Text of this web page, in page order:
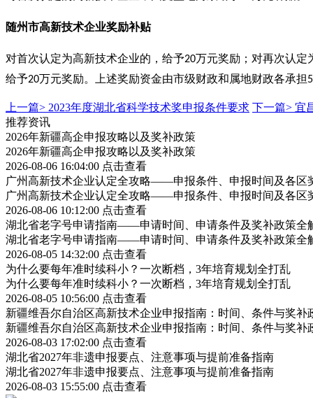
随州市高新技术企业奖励补贴
对首次认定为高新技术企业的，给予20万元奖励；对再次认定
给予20万元奖励。上述奖励资金由市级财政和属地财政各承担
上一篇> 2023年度湖北省科学技术奖申报条件要求 下一篇> 宜
推荐资讯
2026年新疆高企申报攻略以及奖补政策
2026年新疆高企申报攻略以及奖补政策
2026-08-06 16:04:00 点击查看
广州高新技术企业认定全攻略——申报条件、申报时间及各区
广州高新技术企业认定全攻略——申报条件、申报时间及各区
2026-08-06 10:12:00 点击查看
湖北省老字号申请指南——申请时间、申请条件及奖补政策全
湖北省老字号申请指南——申请时间、申请条件及奖补政策全
2026-08-05 14:32:00 点击查看
为什么要每年准时续科小？一次断档，3年培育规划全打乱
为什么要每年准时续科小？一次断档，3年培育规划全打乱
2026-08-05 10:56:00 点击查看
新疆维吾尔自治区高新技术企业申报指南：时间、条件与奖补
新疆维吾尔自治区高新技术企业申报指南：时间、条件与奖补
2026-08-03 17:02:00 点击查看
湖北省2027年非遗申报要点、注意事项与提前准备指南
湖北省2027年非遗申报要点、注意事项与提前准备指南
2026-08-03 15:55:00 点击查看